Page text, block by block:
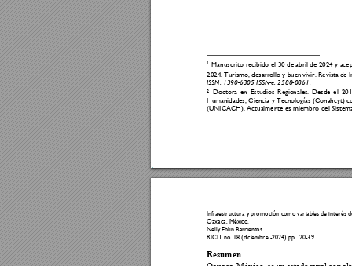
1 Manuscrito recibido el 30 de abril de 2024 y
2024. Turismo, desarrollo y buen vivir. Revista de
ISSN: 1390-6305 ISSN-e: 2588-0861.
2 Doctora en Estudios Regionales. Desde el
Humanidades, Ciencia y Tecnologías (Conahcyt)
(UNICACH). Actualmente es miembro del
Infraestructura y promoción como variables de interés
Oaxaca, México.
Nelly Eblin Barrientos
RICIT no. 18 (d iciembre -2024) pp.  20-39.
Resumen